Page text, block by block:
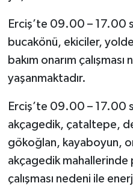
Erciş’te 09.00 – 17.00
bucakönü, ekiciler,
bakım onarım
yaşanmaktadır.
Erciş’te 09.00 – 17.00
akçagedik, çataltepe,
gökoğlan, kayaboyun,
akçagedik mahallerinde
çalışması nedeni ile